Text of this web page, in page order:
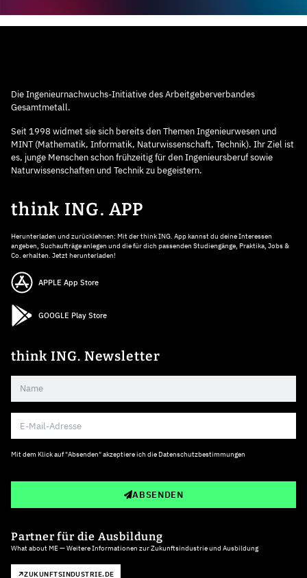
Die Ingenieurnachwuchs-Initiative des Arbeitgeberverbandes
Gesamtmetall.
Seit 1998 widmet sie sich bereits den Themen Ingenieurwesen und
MINT (Mathematik, Informatik, Naturwissenschaft, Technik). Ihr Ziel ist
es, junge Menschen schon frühzeitig für den Ingenieursberuf sowie
Naturwissenschaften und Technik zu begeistern.
think ING. APP
Herunterladen und zurücklehnen: Mit der think ING. App kannst du deine Interessen
angeben, Suchaufträge anlegen und die für dich passenden Studiengänge, Praktika, Jobs &
Co. erhalten. Jetzt herunterladen!
APPLE App Store
GOOGLE Play Store
think ING. Newsletter
Mit dem Klick auf "Absenden" akzeptiere ich die Datenschutzbestimmungen
ABSENDEN
Partner für die Ausbildung
What about ME — Weitere Informationen zur Zukunftsindustrie und Ausbildung
ZUKUNFTSINDUSTRIE.DE